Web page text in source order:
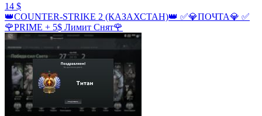
14 $
👑COUNTER-STRIKE 2 (КАЗАХСТАН)👑 ✅💎ПОЧТА💎 ✅
🌹PRIME + 5$ Лимит Снят🌹